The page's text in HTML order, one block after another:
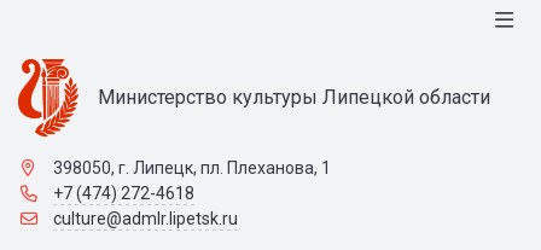
Министерство культуры Липецкой области
398050, г. Липецк, пл. Плеханова, 1
+7 (474) 272-4618
culture@admlr.lipetsk.ru